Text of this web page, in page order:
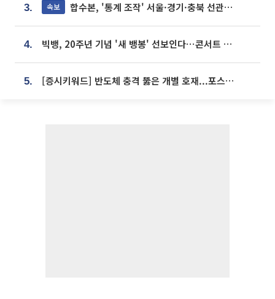
3. 속보 합수본, '통계 조작' 서울·경기·충북 선관위 등 추가 압수수색
4. 빅뱅, 20주년 기념 '새 뱅봉' 선보인다⋯콘서트 앞두고 팝업 개최
5. [증시키워드] 반도체 충격 뚫은 개별 호재...포스코퓨처엠·에코프로·한화솔루션 '눈길'